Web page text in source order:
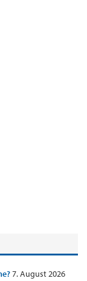
7. August 2026